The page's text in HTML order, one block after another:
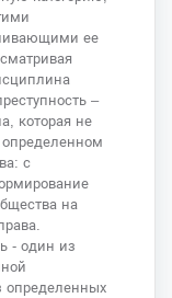
ее
–
которая не
определенном
с
на
- один из
определенных